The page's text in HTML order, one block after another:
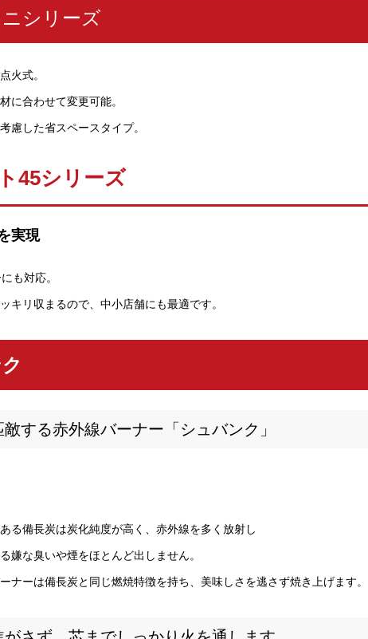
シリーズ
火式。
に合わせて変更可能。
慮した省スペースタイプ。
45シリーズ
実現
も対応。
キリ収まるので、中小店舗にも最適です。
する赤外線バーナー「シュバンク」
る備長炭は炭化純度が高く、赤外線を多く放射し
嫌な臭いや煙をほとんど出しません。
ナーは備長炭と同じ燃焼特徴を持ち、美味しさを逃さず焼き上げます。